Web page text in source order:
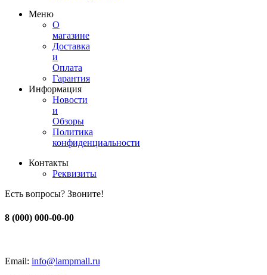
Меню
О
магазине
Доставка
и
Оплата
Гарантия
Информация
Новости
и
Обзоры
Политика
конфиденциальности
Контакты
Реквизиты
Есть вопросы? Звоните!
8 (000) 000-00-00
Email: info@lampmall.ru